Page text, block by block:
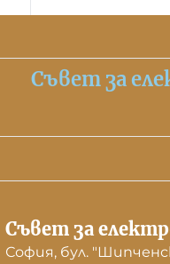
Съвет за
Съвет за
София, бул.